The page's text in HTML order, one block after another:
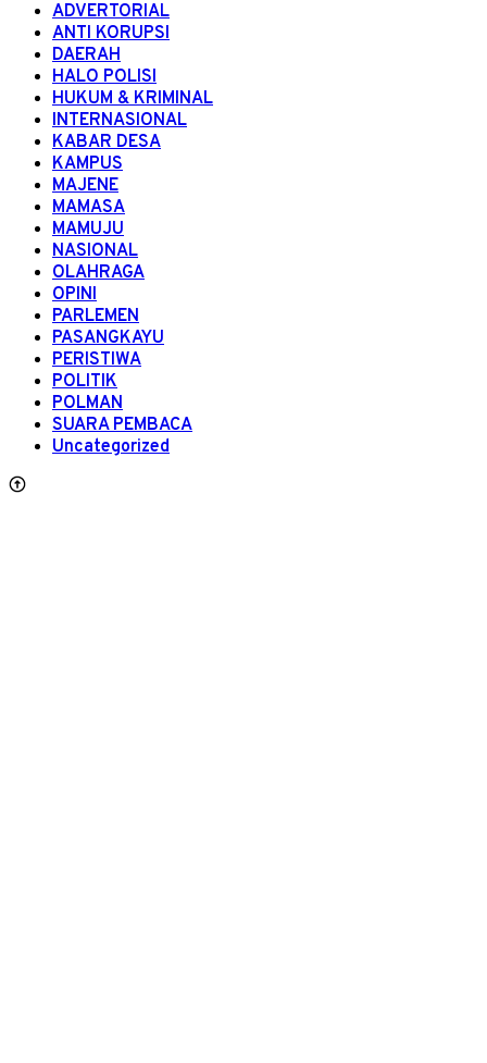
ADVERTORIAL
ANTI KORUPSI
DAERAH
HALO POLISI
HUKUM & KRIMINAL
INTERNASIONAL
KABAR DESA
KAMPUS
MAJENE
MAMASA
MAMUJU
NASIONAL
OLAHRAGA
OPINI
PARLEMEN
PASANGKAYU
PERISTIWA
POLITIK
POLMAN
SUARA PEMBACA
Uncategorized